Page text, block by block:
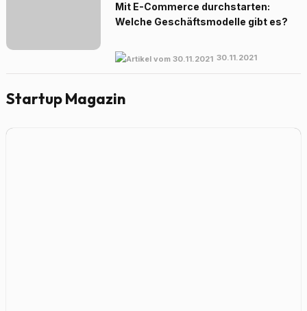
Mit E-Commerce durchstarten:
Welche Geschäftsmodelle gibt es?
30.11.2021
Startup Magazin